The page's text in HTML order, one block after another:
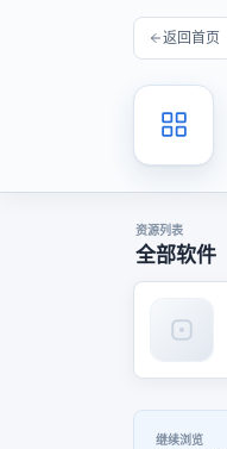
返回首页
资源列表
全部软件
继续浏览